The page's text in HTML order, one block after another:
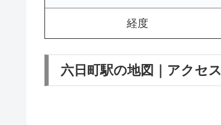
経度
六日町駅の地図｜アクセス